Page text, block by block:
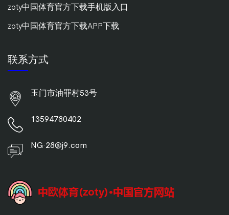
zoty中国体育官方下载手机版入口
zoty中国体育官方下载APP下载
联系方式
玉门市油罪村53号
13594780402
NG·28@j9.com